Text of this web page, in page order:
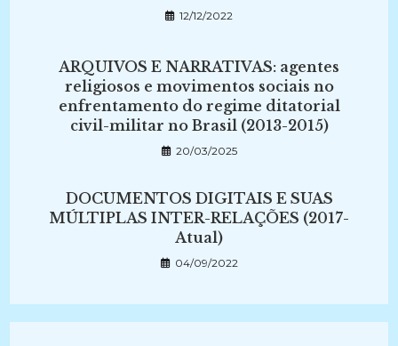
12/12/2022
ARQUIVOS E NARRATIVAS: agentes
religiosos e movimentos sociais no
enfrentamento do regime ditatorial
civil-militar no Brasil (2013-2015)
20/03/2025
DOCUMENTOS DIGITAIS E SUAS
MÚLTIPLAS INTER-RELAÇÕES (2017-
Atual)
04/09/2022